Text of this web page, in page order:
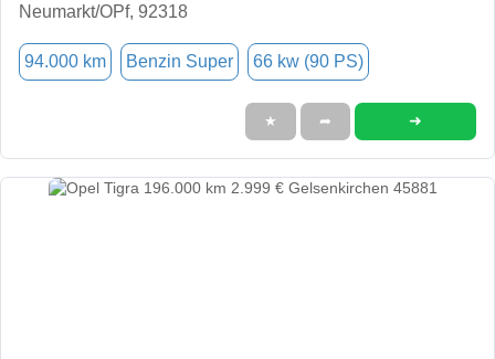
Neumarkt/OPf, 92318
94.000 km Benzin Super 66 kw (90 PS)
★ ➦ ➜